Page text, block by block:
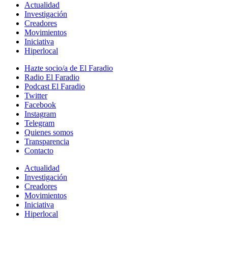
Actualidad
Investigación
Creadores
Movimientos
Iniciativa
Hiperlocal
Hazte socio/a de El Faradio
Radio El Faradio
Podcast El Faradio
Twitter
Facebook
Instagram
Telegram
Quienes somos
Transparencia
Contacto
Actualidad
Investigación
Creadores
Movimientos
Iniciativa
Hiperlocal